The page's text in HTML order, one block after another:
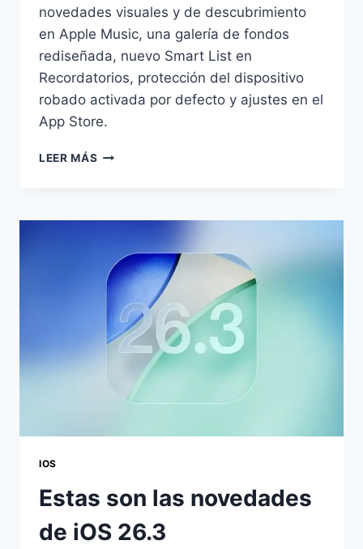
novedades visuales y de descubrimiento
en Apple Music, una galería de fondos
rediseñada, nuevo Smart List en
Recordatorios, protección del dispositivo
robado activada por defecto y ajustes en el
App Store.
LEER MÁS IOS
TODO
QUE
TIENES
QUE
SABER
IOS
Estas son las novedades
de iOS 26.3